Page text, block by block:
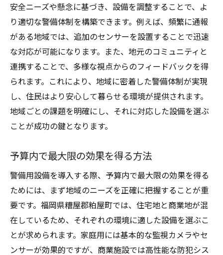
安全ニーズや懸念に基づき、設備を調整することで、よ
り適切な警備体制を構築できます。例えば、頻繁に通報
がある地域では、追加のセンサーを設置することで迅速
な対応が可能になります。また、地元のコミュニティと
連携することで、多様な視点からのフィードバックを得
られます。これにより、地域に密着した警備体制が実現
し、住民はより安心して暮らせる環境が提供されます。
地域ごとの課題を明確にし、それに対応した設備を選ぶ
ことが成功の鍵となります。
予算内で最大限の効果を得る方法
警備用設備を導入する際、予算内で最大限の効果を得る
ためには、まず地域のニーズを正確に把握することが重
要です。福岡県糟屋郡粕屋町では、住宅地と商業地が混
在しているため、それぞれの環境に適した設備を選ぶこ
とが求められます。家庭用には基本的な監視カメラやセ
ンサーが効果的ですが、商業施設では高性能な防犯シス